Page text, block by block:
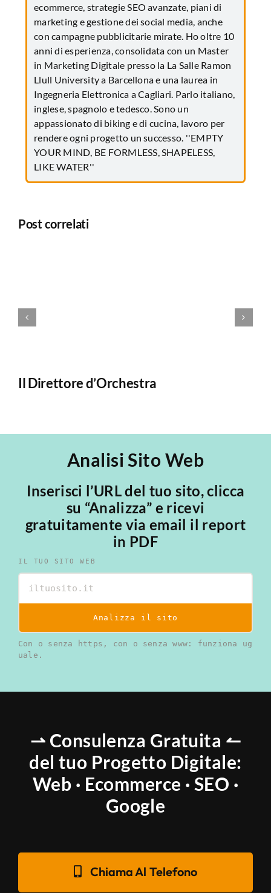
ecommerce, strategie SEO avanzate, piani di
marketing e gestione dei social media, anche
con campagne pubblicitarie mirate. Ho oltre 10
anni di esperienza, consolidata con un Master
in Marketing Digitale presso la La Salle Ramon
Llull University a Barcellona e una laurea in
Ingegneria Elettronica a Cagliari. Parlo italiano,
inglese, spagnolo e tedesco. Sono un
appassionato di biking e di cucina, lavoro per
rendere ogni progetto un successo. ''EMPTY
YOUR MIND, BE FORMLESS, SHAPELESS,
LIKE WATER''
Post correlati
Il Direttore d’Orchestra
Analisi Sito Web
Inserisci l’URL del tuo sito, clicca
su “Analizza” e ricevi
gratuitamente via email il report
in PDF
IL TUO SITO WEB
Analizza il sito
Con o senza https, con o senza www: funziona ug
uale.
⇀ Consulenza Gratuita ↼
del tuo Progetto Digitale:
Web · Ecommerce · SEO ·
Google
Chiama Al Telefono